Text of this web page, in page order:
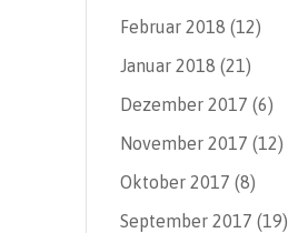
Februar 2018 (12)
Januar 2018 (21)
Dezember 2017 (6)
November 2017 (12)
Oktober 2017 (8)
September 2017 (19)